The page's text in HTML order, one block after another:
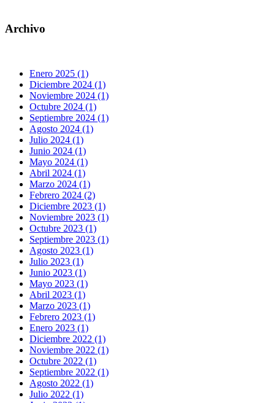
Archivo
Enero 2025 (1)
Diciembre 2024 (1)
Noviembre 2024 (1)
Octubre 2024 (1)
Septiembre 2024 (1)
Agosto 2024 (1)
Julio 2024 (1)
Junio 2024 (1)
Mayo 2024 (1)
Abril 2024 (1)
Marzo 2024 (1)
Febrero 2024 (2)
Diciembre 2023 (1)
Noviembre 2023 (1)
Octubre 2023 (1)
Septiembre 2023 (1)
Agosto 2023 (1)
Julio 2023 (1)
Junio 2023 (1)
Mayo 2023 (1)
Abril 2023 (1)
Marzo 2023 (1)
Febrero 2023 (1)
Enero 2023 (1)
Diciembre 2022 (1)
Noviembre 2022 (1)
Octubre 2022 (1)
Septiembre 2022 (1)
Agosto 2022 (1)
Julio 2022 (1)